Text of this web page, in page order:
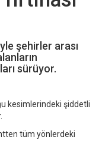
şehirler arası
sürüyor.
kesimlerindeki şiddetli
tüm yönlerdeki